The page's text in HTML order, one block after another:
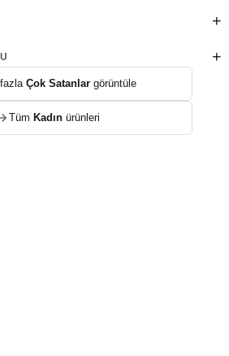
eşlik edecek SERENA, hem rahatlık hem
Çok Satanlargörüntüle
Tüm Kadınürünleri